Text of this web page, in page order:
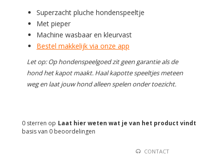
Superzacht pluche hondenspeeltje
Met pieper
Machine wasbaar en kleurvast
Bestel makkelijk via onze app
Let op: Op hondenspeelgoed zit geen garantie als de
hond het kapot maakt. Haal kapotte speeltjes meteen
weg en laat jouw hond alleen spelen onder toezicht.
Laat hier weten wat je van het product vindt
0 sterren op
basis van 0 beoordelingen
CONTACT